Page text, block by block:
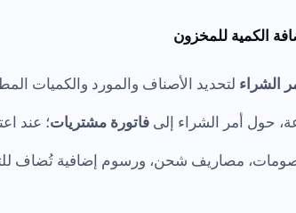
الكمية للمخزون
الشراء لتحديد الأصناف والمورد والكميات
حول أمر الشراء إلى فاتورة مشتريات؛ عند
مصاريف شحن، ورسوم إضافية تُضاف